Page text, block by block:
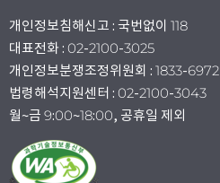
개인정보침해신고 : 국번없이 118
대표전화 : 02-2100-3025
개인정보분쟁조정위원회 : 1833-6972
법령해석지원센터 : 02-2100-3043
월~금 9:00~18:00, 공휴일 제외